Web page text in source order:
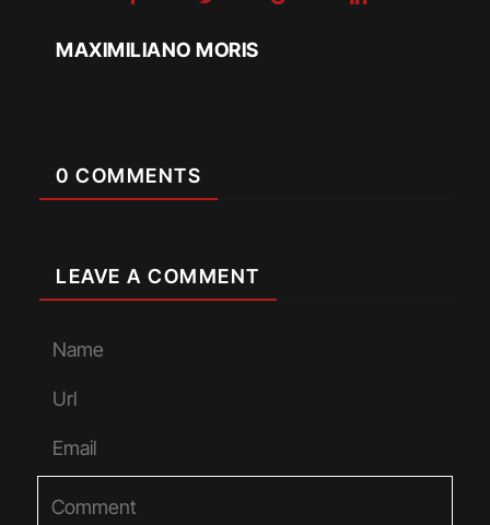
MAXIMILIANO MORIS
0 COMMENTS
LEAVE A COMMENT